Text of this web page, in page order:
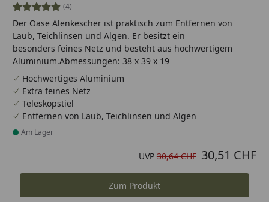
(4)
Der Oase Alenkescher ist praktisch zum Entfernen von
Laub, Teichlinsen und Algen. Er besitzt ein
besonders feines Netz und besteht aus hochwertigem
Aluminium.Abmessungen: 38 x 39 x 19
Hochwertiges Aluminium
Extra feines Netz
Teleskopstiel
Entfernen von Laub, Teichlinsen und Algen
Produkt am Lager
Am Lager
Ursprünglicher Preis
UVP 30,64 CHF
Aktueller Preis 30,51 CHF
Zum Produkt